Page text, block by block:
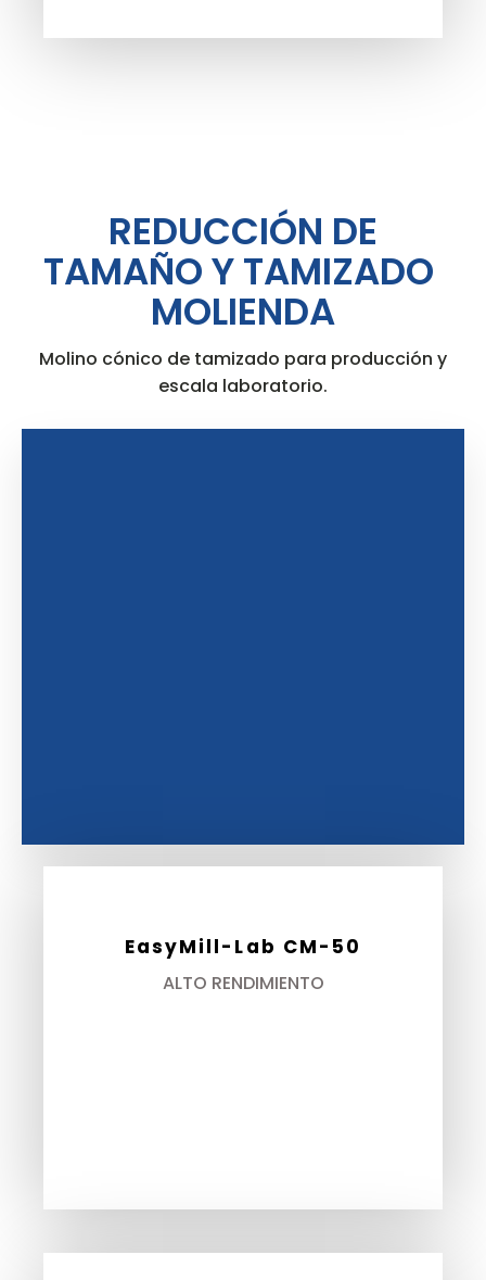
REDUCCIÓN DE
TAMAÑO Y TAMIZADO
MOLIENDA
Molino cónico de tamizado para producción y
escala laboratorio.
EasyMill-Lab CM-50
ALTO RENDIMIENTO